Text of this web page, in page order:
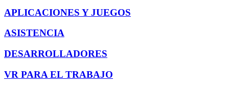
APLICACIONES Y JUEGOS
ASISTENCIA
DESARROLLADORES
VR PARA EL TRABAJO